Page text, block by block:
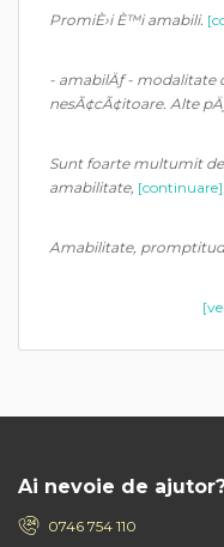
PromiÈ›i È™i amabili.
- amabilÄƒ - modalitate
nesÃ¢cÃ¢itoare. Alte
Sunt foarte multumit
amabilitate, [continuare]
Amabilitate,
Ai nevoie de
0746 754 110